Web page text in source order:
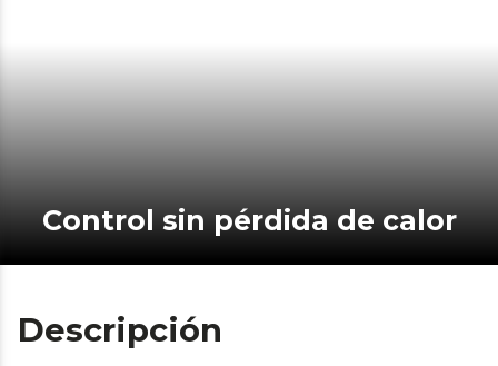
Control sin pérdida de calor
Descripción